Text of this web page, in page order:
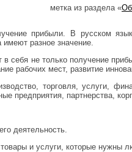
прибыли. В русском
имеют разное значение.
в себя не только получение
рабочих мест, развитие
торговля, услуги,
предприятия, партнерства,
деятельность.
и услуги, которые нужны
метка из раздела «